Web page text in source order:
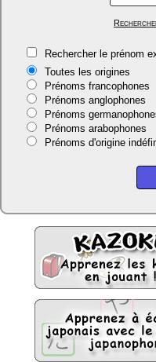
Rechercher le prénom
Toutes les origines
Prénoms francophones
Prénoms anglophones
Prénoms
Prénoms arabophones
Prénoms d'origine